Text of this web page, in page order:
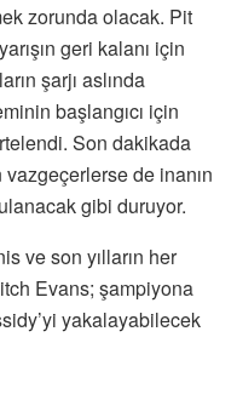
zorunda olacak. Pit
geri kalanı için
şarjı aslında
başlangıcı için
Son dakikada
de inanın
gibi duruyor.
ve son yılların her
Evans; şampiyona
yakalayabilecek